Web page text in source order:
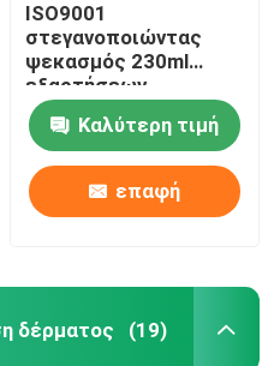
ISO9001
στεγανοποιώντας
ψεκασμός 230ml
εξαρτήσεων
προσοχής δέρματος
σουέτΚαλύτερη τιμή
επαφή
δέρματος (19)